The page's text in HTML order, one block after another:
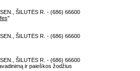
ŠILUTĖS R. - (686) 66600
"
ŠILUTĖS R. - (686) 66600
ŠILUTĖS R. - (686) 66600
ir paieškos žodžius